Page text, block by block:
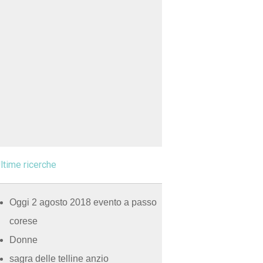
ricerche
Oggi 2 agosto 2018 evento a passo
corese
Donne
sagra delle telline anzio